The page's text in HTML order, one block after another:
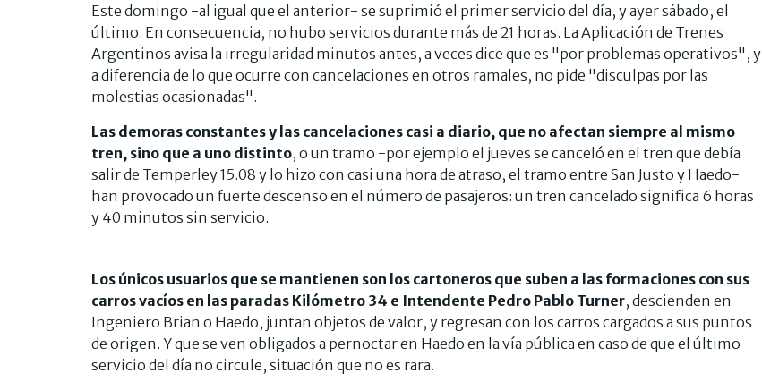
Este domingo -al igual que el anterior- se suprimió el primer servicio del día, y ayer sábado, el
último. En consecuencia, no hubo servicios durante más de 21 horas. La Aplicación de Trenes
Argentinos avisa la irregularidad minutos antes, a veces dice que es "por problemas operativos", y
a diferencia de lo que ocurre con cancelaciones en otros ramales, no pide "disculpas por las
molestias ocasionadas".
Las demoras constantes y las cancelaciones casi a diario, que no afectan siempre al mismo
tren, sino que a uno distinto, o un tramo -por ejemplo el jueves se canceló en el tren que debía
salir de Temperley 15.08 y lo hizo con casi una hora de atraso, el tramo entre San Justo y Haedo-
han provocado un fuerte descenso en el número de pasajeros: un tren cancelado significa 6 horas
y 40 minutos sin servicio.
Los únicos usuarios que se mantienen son los cartoneros que suben a las formaciones con sus
carros vacíos en las paradas Kilómetro 34 e Intendente Pedro Pablo Turner, descienden en
Ingeniero Brian o Haedo, juntan objetos de valor, y regresan con los carros cargados a sus puntos
de origen. Y que se ven obligados a pernoctar en Haedo en la vía pública en caso de que el último
servicio del día no circule, situación que no es rara.